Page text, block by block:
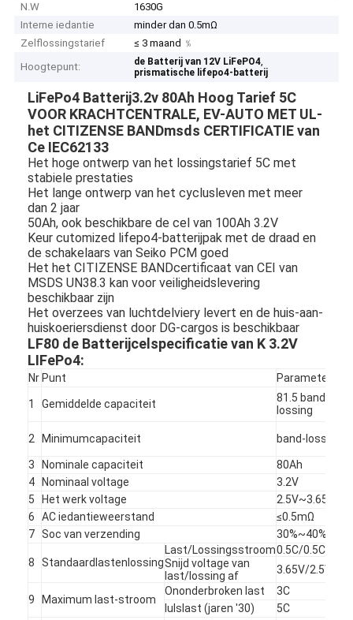
N.W
1630G
Interne iedantie
minder dan 0.5mΩ
Zelflossingstarief
≤ 3 maand ﹪
Hoogtepunt:
de Batterij van 12V LiFePO4,
prismatische lifepo4-batterij
LiFePo4 Batterij3.2v 80Ah Hoog Tarief 5C
VOOR KRACHTCENTRALE, EV-AUTO MET UL-
het CITIZENSE BANDmsds CERTIFICATIE van
Ce IEC62133
Het hoge ontwerp van het lossingstarief 5C met
stabiele prestaties
Het lange ontwerp van het cyclusleven met meer
dan 2 jaar
50Ah, ook beschikbare de cel van 100Ah 3.2V
Keur cutomized lifepo4-batterijpak met de draad en
de schakelaars van Seiko PCM goed
Het het CITIZENSE BANDcertificaat van CEI van
MSDS UN38.3 kan voor veiligheidslevering
beschikbaar zijn
Het overzees van luchtdelviery levert en de huis-aan-
huiskoeriersdienst door DG-cargos is beschikbaar
LF80 de Batterijcelspecificatie van K 3.2V
LIFePo4:
Nr Punt Parameter
1 Gemiddelde capaciteit
81.5 band-
lossing
2
Minimumcapaciteit band-lossing
3 Nominale capaciteit
80Ah
4
Nominaal voltage 3.2V
5
Het werk voltage 2.5V~3.65V
6
AC iedantieweerstand ≤0.5mΩ
7 Soc van verzending 30%~40%SOC
8 Standaardlastenlossing
Last/Lossingsstroom0.5C/0.5C
Snijd voltage van
last/lossing af
3.65V/2.5V
9 Maximum last-stroom
Ononderbroken last 3C
Iulslast (jaren '30)
5C